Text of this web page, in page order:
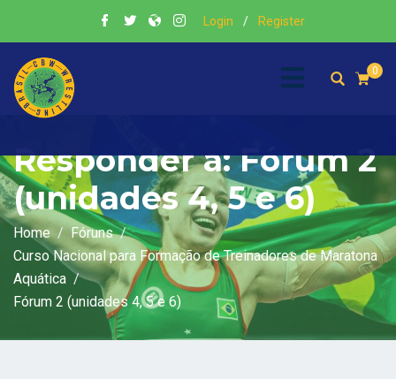
Login / Register
0
Responder a: Fórum 2
(unidades 4, 5 e 6)
Home
Fóruns
Curso Nacional para Formação de Treinadores de Maratona
Aquática
Fórum 2 (unidades 4, 5 e 6)